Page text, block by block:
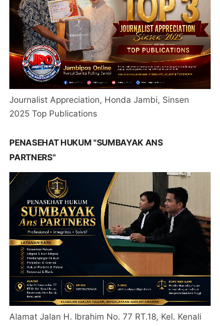
Journalist Appreciation, Honda Jambi, Sinsen
2025 Top Publications
PENASEHAT HUKUM "SUMBAYAK ANS
PARTNERS"
Alamat Jalan H. Ibrahim No. 77 RT.18, Kel. Kenali